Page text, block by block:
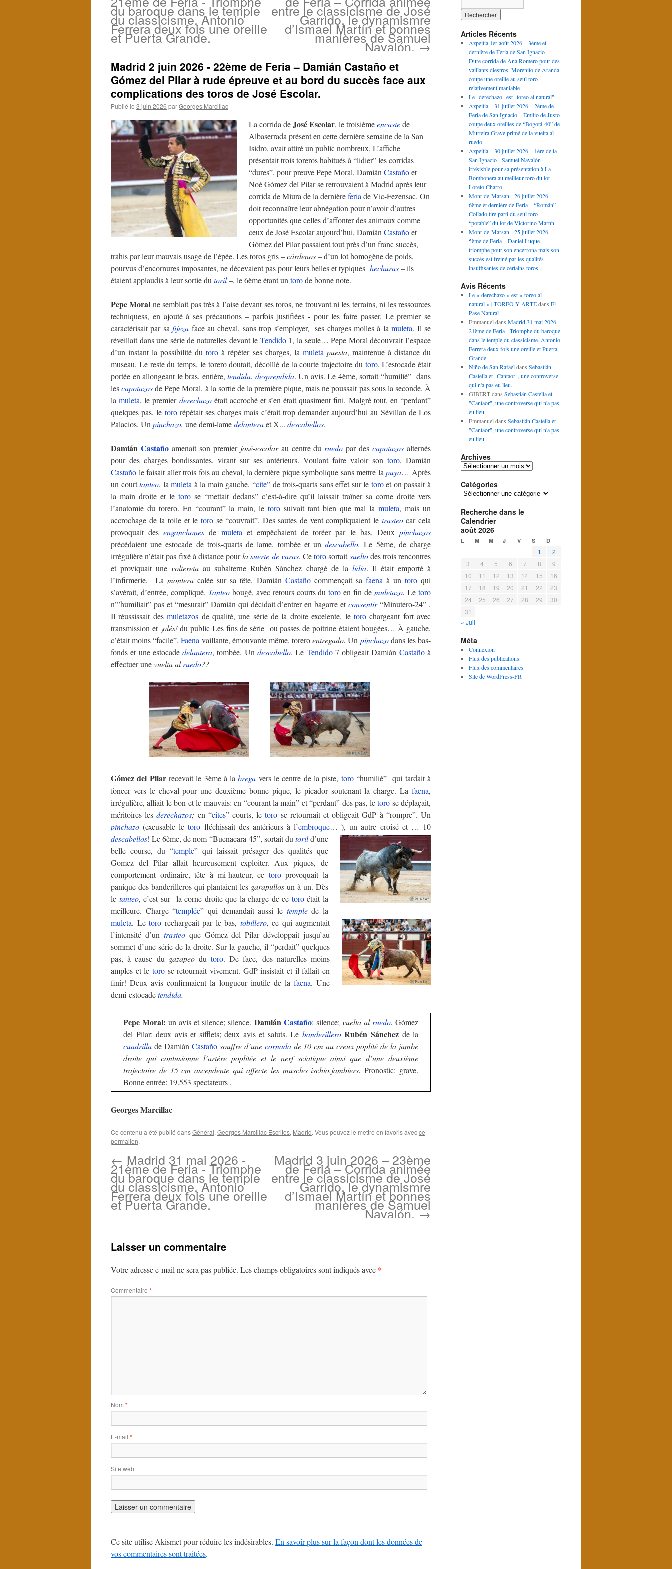
du baroque dans le temple
du classicisme. Antonio
Ferrera deux fois une oreille
et Puerta Grande.
entre le classicisme de José
Garrido, le dynamismre
d’Ismael Martín et bonnes
manières de Samuel
Navalón.→
Madrid 2 juin 2026 - 22ème de Feria – Damián Castaño et
Gómez del Pilar à rude épreuve et au bord du succès face aux
complications des toros de José Escolar.
Publié le 3 juin 2026 parGeorges Marcillac
La corrida deJosé Escolar, le troisièmeencastede
Albaserrada présent en cette dernière semaine de la San
Isidro, avait attiré un public nombreux. L’affiche
présentait trois toreros habitués à “lidier” les corridas
“dures”, pour preuve Pepe Moral, Damián Castañoet
Noé Gómez del Pilar se retrouvaient à Madrid après leur
corrida de Miura de la dernièreferia de Vic-Fezensac. On
doit reconnaître leur abnégation pour n’avoir d’autres
opportunités que celles d’affonter des animaux comme
ceux de José Escolar aujourd’hui, Damián Castañoet
Gómez del Pilar passaient tout près d’un franc succès,
trahis par leur mauvais usage de l’épée. Les toros gris –cárdenos– d’un lot homogène de poids,
pourvus d’encornures imposantes, ne décevaient pas pour leurs belles et typiques hechuras– ils
étaient applaudis à leur sortie du toril–, le 6ème étant un torode bonne note.
Pepe Moral ne semblait pas très à l’aise devant ses toros, ne trouvant ni les terrains, ni les ressources
techniquess, en ajouté à ses précautions – parfois justifiées - pour les faire passer. Le premier se
caractérisait par safijeza face au cheval, sans trop s’employer, ses charges molles à lamuleta. Il se
réveillait dans une série de naturelles devant le Tendido1, la seule… Pepe Moral découvrait l’espace
d’un instant la possibilité dutoro à répéter ses charges, la muleta puesta, maintenue à distance du
museau. Le reste du temps, le torero doutait, décolllé de la courte trajectoire du toro. L’estocade était
portée en allongeant le bras, entière,tendida, desprendida. Un avis. Le 4ème, sortait “humilié” dans
lescapotazosde Pepe Moral, à la sortie de la première pique, mais ne poussait pas sous la seconde. À
lamuleta, le premier derechazo était accroché et s’en était quasiment fini. Malgré tout, en “perdant”
quelques pas, le tororépétait ses charges mais c’était trop demander aujourd’hui au Sévillan de Los
Palacios. Un pinchazo, une demi-lamedelanteraet X... descabellos.
Damián Castañoamenait son premier josé-escolar au centre du ruedo par descapotazos alternés
pour des charges bondissantes, virant sur ses antérieurs. Voulant faire valoir son toro, Damián
Castaño le faisait aller trois fois au cheval, la dernière pique symbolique sans mettre lapuya… Après
un courttanteo, lamuleta à la main gauche, “cite” de trois-quarts sans effet sur le toroet on passait à
la main droite et letoro se “mettait dedans” c’est-à-dire qu’il laissait traîner sa corne droite vers
l’anatomie du torero. En “courant” la main, letoro suivait tant bien que mal lamuleta, mais un
accrochage de la toile et le torose “couvrait”. Des sautes de vent compliquaient le trasteocar cela
provoquait desenganchones de muleta et empêchaient de toréer par le bas. Deuxpinchazos
précédaient une estocade de trois-quarts de lame, tombée et undescabello. Le 5ème, de charge
irrégulière n’était pas fixé à distance pourlasuerte de varas. Cetorosortaitsueltodes trois rencontres
et proviquait unevoltereta au subalterne Rubén Sànchez chargé de la lidia. Il était emporté à
l’infirmerie. Lamontera calée sur sa tête, Damián Castañocommençait sa faena à un toroqui
s’avérait, d’entrée, compliqué. Tanteobougé, avec retours courts dutoro en fin demuletazo.Letoro
n’”humiliait” pas et “mesurait” Damián qui décidait d’entrer en bagarre etconsentir “Minutero-24” .
Il réussissait desmuletazos de qualité, une série de la droite excelente, le torochargeant fort avec
transmission et ¡olés!du public Les fins de série ou passes de poitrine étaient bougées… À gauche,
c’était moins “facile”.Faena vaillante, émouvante même, toreroentregado.Un pinchazodans les bas-
fonds et une estocadedelantera, tombée. Undescabello. Le Tendido7 obligeait Damián Castañoà
effectuer unevuelta alruedo??
Gómez del Pilar recevait le 3ème à labrega vers le centre de la piste, toro“humilié” qui tardait à
foncer vers le cheval pour une deuxième bonne pique, le picador soutenant la charge. La faena,
irrégulière, alliait le bon et le mauvais: en “courant la main” et “perdant” des pas, letoro se déplaçait,
méritoires lesderechazos; en “cites” courts, letoro se retournait et obligeait GdP à “rompre”. Un
pinchazo (excusable letoro fléchissait des antérieurs à l’embroque… ), un autre croisé et … 10
descabellos!Le 6ème, de nom “Buenacara-45”, sortait du torild’une
belle course, du “temple” qui laissait présager des qualités que
Gomez del Pilar allait heureusement exploiter. Aux piques, de
comportement ordinaire, tête à mi-hauteur, ce toroprovoquait la
panique des banderilleros qui plantaient les garapullos un à un. Dès
le tanteo, c’est sur la corne droite que la charge de ce toroétait la
meilleure. Charge “templée” qui demandait aussi le templede la
muleta. Le toro rechargeait par le bas, tobillero, ce qui augmentait
l’intensité d’un trasteoque Gómez del Pilar développait jusqu’au
sommet d’une série de la droite. Sur la gauche, il “perdait” quelques
pas, à cause du gazapeodutoro. De face, des naturelles moins
amples et le toro se retournait vivement. GdP insistait et il fallait en
finir! Deux avis confirmaient la longueur inutile de la faena. Une
demi-estocadetendida.
Pepe Moral: un avis et silence; silence. Damián Castaño: silence; vuelta al ruedo. Gómez
del Pilar: deux avis et sifflets; deux avis et saluts. Le banderillero Rubén Sánchezde la
cuadrilla de Damián Castaño souffre d’une cornadade 10 cm au creux poplité de la jambe
droite qui contusionne l’artère poplitée et le nerf sciatique ainsi que d’une deuxième
trajectoire de 15 cm ascendente qui affecte les muscles ischio.jambiers. Pronostic: grave.
Bonne entrée: 19.553 spectateurs .
Georges Marcillac
Ce contenu a été publié dansGénéral, Georges Marcillac Escritos, Madrid. Vous pouvez le mettre en favoris avecce
permalien.
← Madrid 31 mai 2026 -
21ème de Feria - Triomphe
du baroque dans le temple
du classicisme. Antonio
Ferrera deux fois une oreille
et Puerta Grande.
Madrid 3 juin 2026 – 23ème
de Feria – Corrida animée
entre le classicisme de José
Garrido, le dynamismre
d’Ismael Martín et bonnes
manières de Samuel
Navalón.→
Laisser un commentaire
Votre adresse e-mail ne sera pas publiée. Les champs obligatoires sont indiqués avec *
Commentaire *
Nom *
E-mail *
Site web
Ce site utilise Akismet pour réduire les indésirables. En savoir plus sur la façon dont les données de
vos commentaires sont traitées.
Articles Récents
Azpeitia 1er août 2026 – 3ème et
dernière de Feria de San Ignacio –
Dure corrida de Ana Romero pour des
vaillants diestros. Morenito de Aranda
coupe une oreille au seul toro
relativement maniable
Le "derechazo" est "toreo al natural"
Azpeitia – 31 juillet 2026 – 2ème de
Feria de San Ignacio – Emilio de Justo
coupe deux oreilles de “Bogotá-40” de
Murteira Grave primé de la vuelta al
ruedo.
Azpeitia – 30 juillet 2026 – 1ère de la
San Ignacio - Samuel Navalón
irrésisble pour sa présentation à La
Bombonera au meilleur toro du lot
Loreto Charro.
Mont-de-Marsan - 26 juillet 2026 –
6ème et dernière de Feria – “Román”
Collado tire parti du seul toro
“potable” du lot de Victorino Martín.
Mont-de-Marsan - 25 juillet 2026 -
5ème de Feria – Daniel Luque
triomphe pour son encerrona mais son
succès est freiné par les qualités
insuffisantes de certains toros.
Avis Récents
Le « derechazo » est « toreo al
natural » | TOREO Y ARTEdans El
Pase Natural
Emmanueldans Madrid 31 mai 2026 -
21ème de Feria - Triomphe du baroque
dans le temple du classicisme. Antonio
Ferrera deux fois une oreille et Puerta
Grande.
Niño de San Rafaeldans Sebastián
Castella et "Cantaor", une controverse
qui n'a pas eu lieu.
GIBERTdans Sebastián Castella et
"Cantaor", une controverse qui n'a pas
eu lieu.
Emmanueldans Sebastián Castella et
"Cantaor", une controverse qui n'a pas
eu lieu.
Archives
Archives
Catégories
Catégories
Recherche dans le
Calendrier
août 2026
L M M J V S D
1
2
3
4 5 6 7 8
9
10
11 12 13 14 15
16
17
18 19 20 21 22
23
24
25 26 27 28 29
30
31
« Juil
Méta
Connexion
Flux des publications
Flux des commentaires
Site de WordPress-FR